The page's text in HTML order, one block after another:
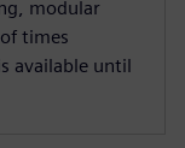
modular
times
available until